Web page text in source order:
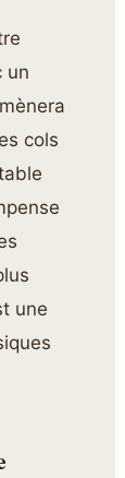
un
cols
une